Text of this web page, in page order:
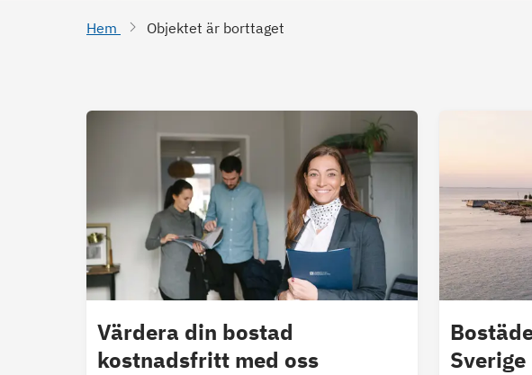
Hem Objektet är borttaget
Värdera din bostad
kostnadsfritt med oss
Sverige